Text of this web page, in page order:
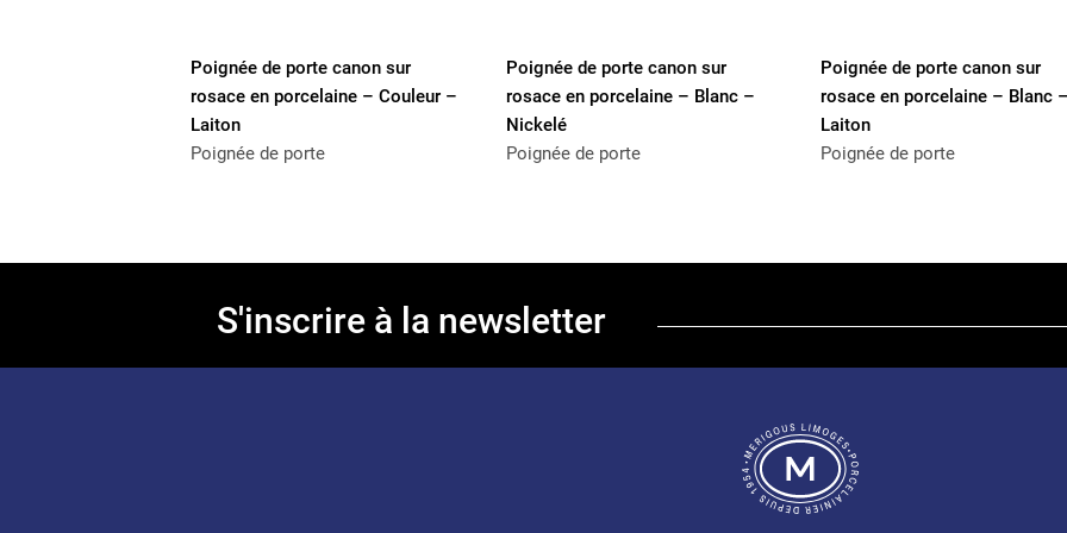
Poignée de porte canon sur
rosace en porcelaine – Couleur –
Laiton
Poignée de porte
Poignée de porte canon sur
rosace en porcelaine – Blanc –
Nickelé
Poignée de porte
Poignée de porte canon sur
rosace en porcelaine – Blanc
Laiton
Poignée de porte
S'inscrire à la newsletter